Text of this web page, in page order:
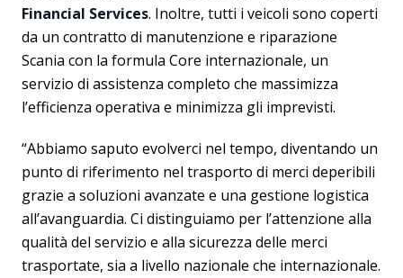
Financial Services. Inoltre, tutti i veicoli sono coperti
da un contratto di manutenzione e riparazione
Scania con la formula Core internazionale, un
servizio di assistenza completo che massimizza
l’efficienza operativa e minimizza gli imprevisti.
“Abbiamo saputo evolverci nel tempo, diventando un
punto di riferimento nel trasporto di merci deperibili
grazie a soluzioni avanzate e una gestione logistica
all’avanguardia. Ci distinguiamo per l’attenzione alla
qualità del servizio e alla sicurezza delle merci
trasportate, sia a livello nazionale che internazionale.